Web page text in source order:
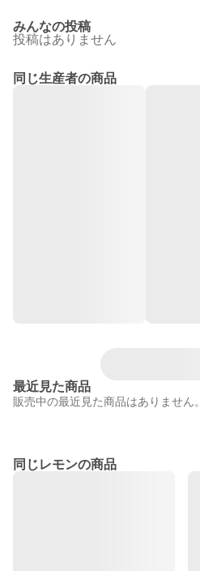
みんなの投稿
投稿はありません
同じ生産者の商品
最近見た商品
販売中の最近見た商品はありません。
同じレモンの商品